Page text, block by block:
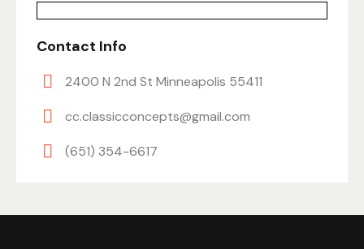
Contact Info
2400 N 2nd St Minneapolis 55411
cc.classicconcepts@gmail.com
(651) 354-6617